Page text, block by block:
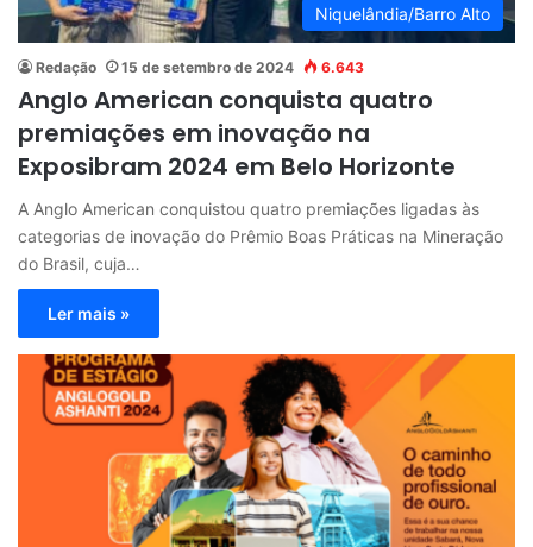
Niquelândia/Barro Alto
Redação 15 de setembro de 2024 6.643
Anglo American conquista quatro
premiações em inovação na
Exposibram 2024 em Belo Horizonte
A Anglo American conquistou quatro premiações ligadas às
categorias de inovação do Prêmio Boas Práticas na Mineração
do Brasil, cuja…
Ler mais »